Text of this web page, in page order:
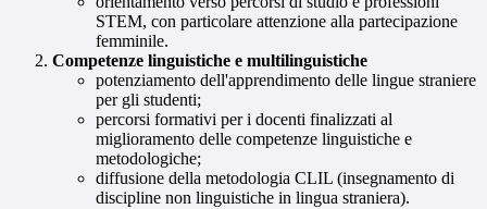
STEM, con particolare attenzione alla partecipazione
femminile.
Competenze linguistiche e multilinguistiche
potenziamento dell'apprendimento delle lingue straniere
per gli studenti;
percorsi formativi per i docenti finalizzati al
miglioramento delle competenze linguistiche e
metodologiche;
diffusione della metodologia CLIL (insegnamento di
discipline non linguistiche in lingua straniera).